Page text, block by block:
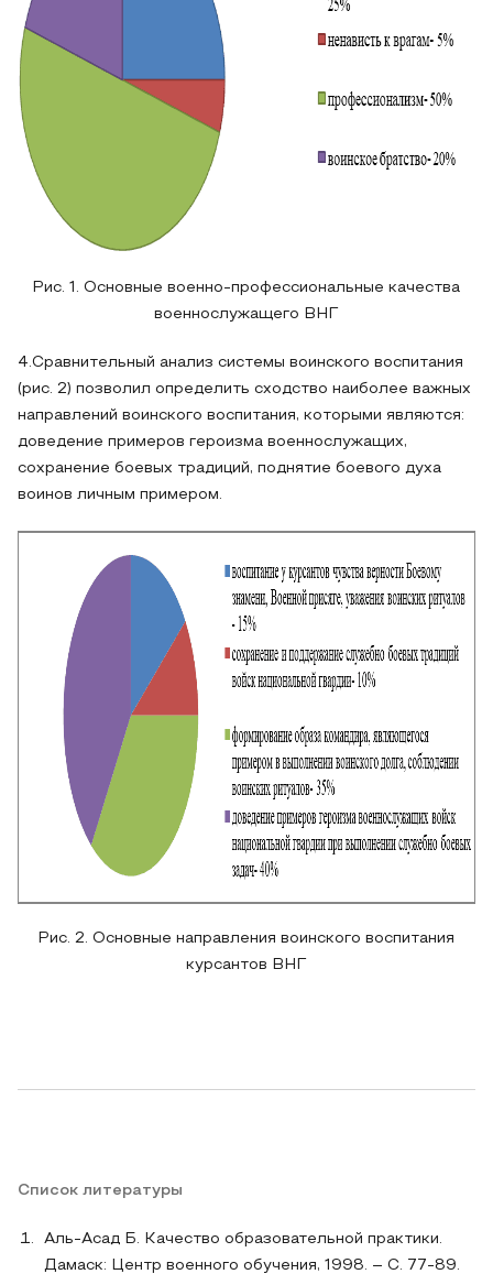
Рис. 1. Основные военно-профессиональные качества
военнослужащего ВНГ
4.Сравнительный анализ системы воинского воспитания
(рис. 2) позволил определить сходство наиболее важных
направлений воинского воспитания, которыми являются:
доведение примеров героизма военнослужащих,
сохранение боевых традиций, поднятие боевого духа
воинов личным примером.
Рис. 2. Основные направления воинского воспитания
курсантов ВНГ
Список литературы
Аль-Асад Б. Качество образовательной практики.
Дамаск: Центр военного обучения, 1998. – C. 77-89.